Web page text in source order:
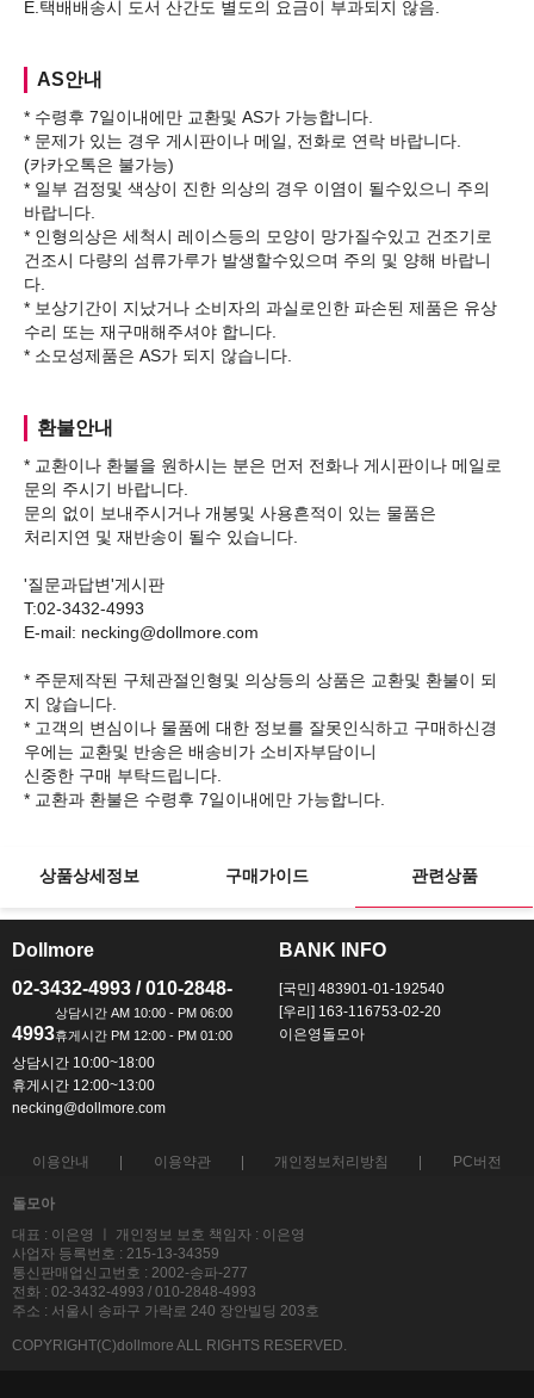
AS안내
* 수령후 7일이내에만 교환및 AS가 가능합니다.
* 문제가 있는 경우 게시판이나 메일, 전화로 연락 바랍니다.
(카카오톡은 불가능)
* 일부 검정및 색상이 진한 의상의 경우 이염이 될수있으니 주의
바랍니다.
* 인형의상은 세척시 레이스등의 모양이 망가질수있고 건조기로
건조시 다량의 섬류가루가 발생할수있으며 주의 및 양해 바랍니
다.
* 보상기간이 지났거나 소비자의 과실로인한 파손된 제품은 유상
수리 또는 재구매해주셔야 합니다.
환불안내
* 교환이나 환불을 원하시는 분은 먼저 전화나 게시판이나 메일로
문의 주시기 바랍니다.
문의 없이 보내주시거나 개봉및 사용흔적이 있는 물품은
처리지연 및 재반송이 될수 있습니다.
'질문과답변'게시판
T:02-3432-4993
E-mail: necking@dollmore.com
* 주문제작된 구체관절인형및 의상등의 상품은 교환및 환불이 되
지 않습니다.
* 고객의 변심이나 물품에 대한 정보를 잘못인식하고 구매하신경
우에는 교환및 반송은 배송비가 소비자부담이니
신중한 구매 부탁드립니다.
상품상세정보 구매가이드 관련상품
Dollmore
02-3432-4993 / 010-2848-
4993
상담시간 10:00~18:00
휴게시간 12:00~13:00
necking@dollmore.com
BANK INFO
[국민] 483901-01-192540
[우리] 163-116753-02-20
이은영돌모아
이용안내 이용약관 개인정보처리방침 PC버전
돌모아
대표 : 이은영 ㅣ 개인정보 보호 책임자 : 이은영
사업자 등록번호 : 215-13-34359
통신판매업신고번호 : 2002-송파-277
전화 : 02-3432-4993 / 010-2848-4993
주소 : 서울시 송파구 가락로 240 장안빌딩 203호
COPYRIGHT(C)dollmore ALL RIGHTS RESERVED.